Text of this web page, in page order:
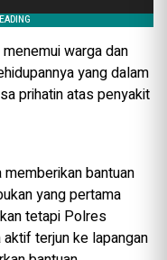
warga dan
yang dalam
prihatin atas penyakit
bantuan
yang pertama
tetapi Polres
terjun ke lapangan